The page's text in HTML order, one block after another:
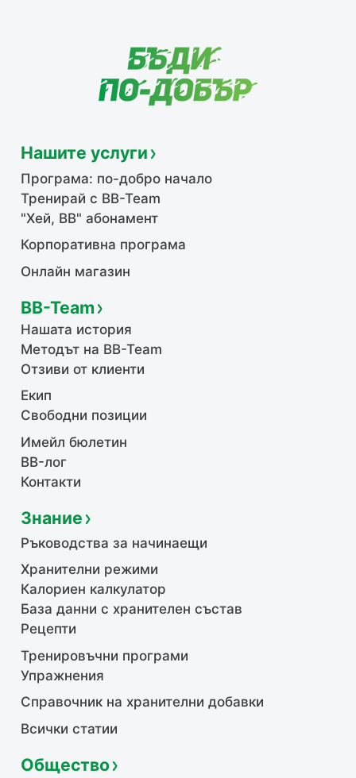
Нашите услуги
Програма: по-добро начало
Тренирай с BB-Team
"Хей, ВВ" абонамент
Корпоративна програма
Онлайн магазин
BB-Team
Нашата история
Методът на BB-Team
Отзиви от клиенти
Екип
Свободни позиции
Имейл бюлетин
BB-лог
Контакти
Знание
Ръководства за начинаещи
Хранителни режими
Калориен калкулатор
База данни с хранителен състав
Рецепти
Тренировъчни програми
Упражнения
Справочник на хранителни добавки
Всички статии
Общество